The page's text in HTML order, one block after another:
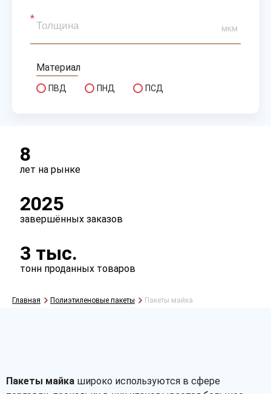
мкм
Материал
ПВД ПНД ПСД
пласты
8
лет на рынке
2025
завершённых заказов
3 тыс.
тонн проданных товаров
Главная Полиэтиленовые пакеты Пакеты майка
Пакеты майка широко используются в сфере